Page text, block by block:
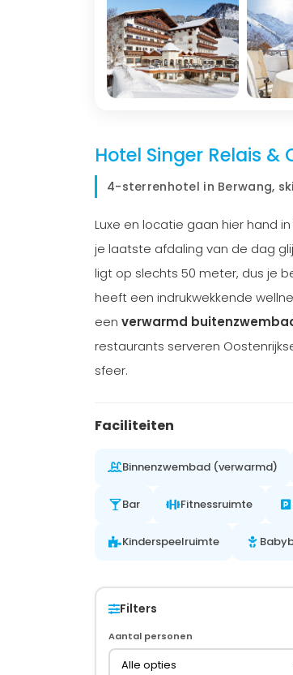
Hotel Singer Relais &
4-sterrenhotel in Berwang,
Luxe en locatie gaan hier hand
je laatste afdaling van de dag
ligt op slechts 50 meter, dus je
heeft een indrukwekkende
een verwarmd
restaurants serveren
sfeer.
Faciliteiten
Binnenzwembad (verwarmd)
Bar Fitnessruimte
Kinderspeelruimte
Filters
Aantal personen